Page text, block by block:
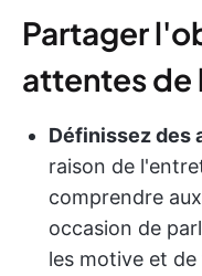
Partager
attentes de
Définissez des
raison de
comprendre
occasion de
les motive et